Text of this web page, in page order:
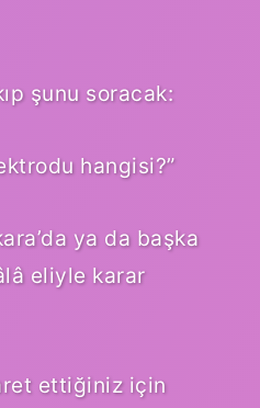
şunu soracak:
hangisi?”
ya da başka
eliyle karar
ettiğiniz için